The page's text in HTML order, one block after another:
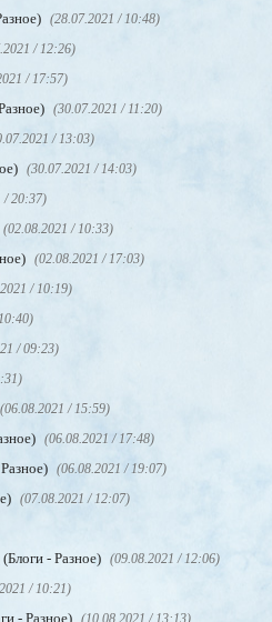
(28.07.2021 / 10:48)
/ 12:26)
/ 17:57)
(30.07.2021 / 11:20)
/ 13:03)
(30.07.2021 / 14:03)
/ 20:37)
(02.08.2021 / 10:33)
(02.08.2021 / 17:03)
/ 10:19)
/ 09:23)
(06.08.2021 / 15:59)
(06.08.2021 / 17:48)
(06.08.2021 / 19:07)
(07.08.2021 / 12:07)
(Блоги - Разное) (09.08.2021 / 12:06)
/ 10:21)
- Разное)